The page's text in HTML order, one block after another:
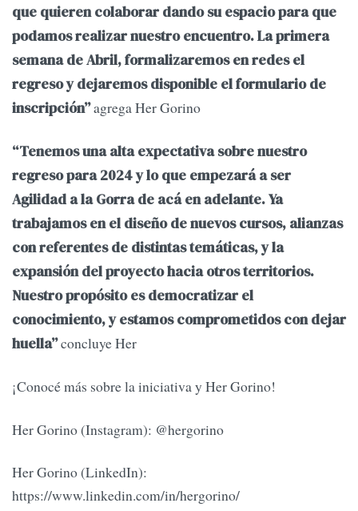
que quieren colaborar dando su espacio para que
podamos realizar nuestro encuentro. La primera
semana de Abril, formalizaremos en redes el
regreso y dejaremos disponible el formulario de
inscripción”agrega Her Gorino
“Tenemos una alta expectativa sobre nuestro
regreso para 2024 y lo que empezará a ser
Agilidad a la Gorra de acá en adelante. Ya
trabajamos en el diseño de nuevos cursos, alianzas
con referentes de distintas temáticas, y la
expansión del proyecto hacia otros territorios.
Nuestro propósito es democratizar el
conocimiento, y estamos comprometidos con dejar
huella”concluye Her
¡Conocé más sobre la iniciativa y Her Gorino!
Her Gorino (Instagram): @hergorino
Her Gorino (LinkedIn):
https://www.linkedin.com/in/hergorino/